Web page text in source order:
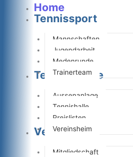
Home
Tennissport
Mannschaften
Jugendarbeit
Medenrunde
Trainerteam
Tennisanlage
Aussenanlage
Tennishalle
Preislisten
Vereinsheim
Verein
Mitgliedschaft